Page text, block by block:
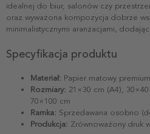
idealnej do biur, salonów czy
oraz wyważona kompozycja dobrze
minimalistycznymi aranżacjami,
Specyfikacja produktu
Materiał: Papier matowy
Rozmiary: 21×30 cm (A4),
70×100 cm
Ramka: Sprzedawana osobno
Produkcja: Zrównoważony druk